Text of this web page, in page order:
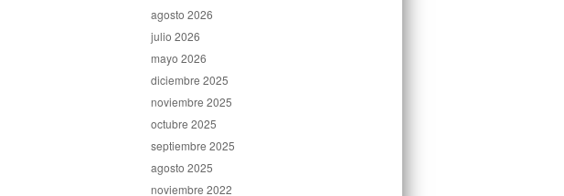
agosto 2026
julio 2026
mayo 2026
diciembre 2025
noviembre 2025
octubre 2025
septiembre 2025
agosto 2025
noviembre 2022